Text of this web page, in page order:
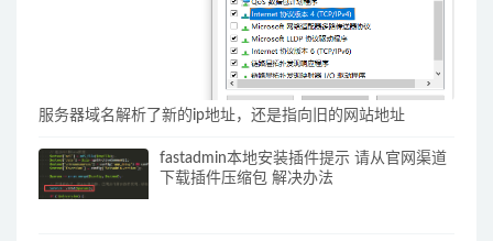
服务器域名解析了新的ip地址，还是指向旧的网站地址
fastadmin本地安装插件提示 请从官网渠道
下载插件压缩包 解决办法